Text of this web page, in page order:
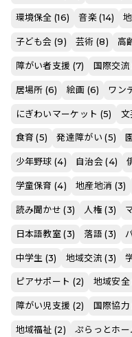
環境保全 (16) 音楽 (14)
子ども会 (9) 芸術 (8) 高
障がい者支援 (7) 国際交流
居場所 (6) 絵画 (6) ワン
にぎわいマーケット (5) 文
食育 (5) 発達障がい (5)
少年野球 (4) 自治会 (4)
学童保育 (4) 地産地消 (3)
読み聞かせ (3) 人権 (3)
日本語教室 (3) 落語 (3)
中学生 (3) 地域交流 (3)
ピアサポート (2) 地域安全
障がい児支援 (2) 国際協力
地域福祉 (2) ぷらっとホー